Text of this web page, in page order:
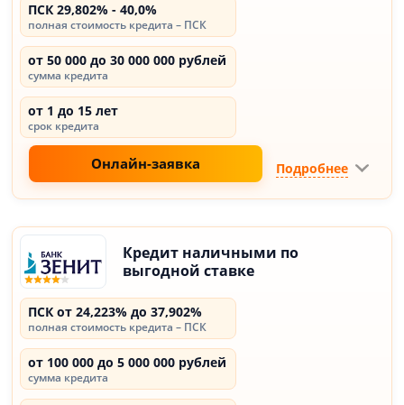
ПСК 29,802% - 40,0%
полная стоимость кредита – ПСК
от 50 000 до 30 000 000 рублей
сумма кредита
от 1 до 15 лет
срок кредита
Онлайн-заявка Подробнее
Кредит наличными по
выгодной ставке
ПСК от 24,223% до 37,902%
полная стоимость кредита – ПСК
от 100 000 до 5 000 000 рублей
сумма кредита